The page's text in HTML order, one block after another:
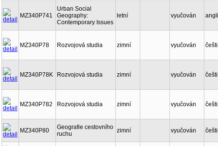
MZ340P741
Urban Social
Geography:
Contemporary Issues
letní vyučován
MZ340P78 Rozvojová studia zimní vyučován
MZ340P78K Rozvojová studia zimní vyučován
MZ340P782 Rozvojová studia zimní vyučován
MZ340P80
Geografie cestovního
ruchu
zimní vyučován